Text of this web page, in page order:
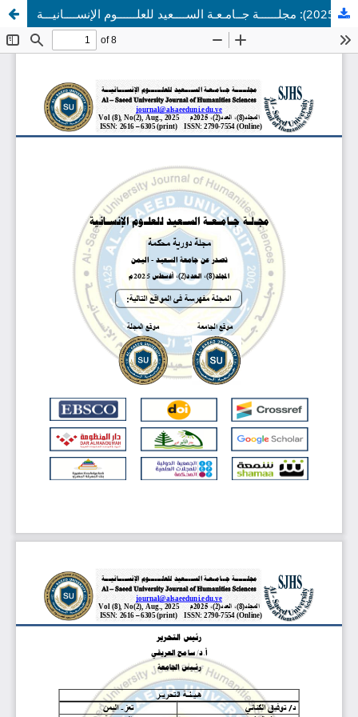
مجلد 8 عدد 2 (2025): مجلــــــة جــامـعـة الســــعيد للعلــــــوم الإنســــانيـــة